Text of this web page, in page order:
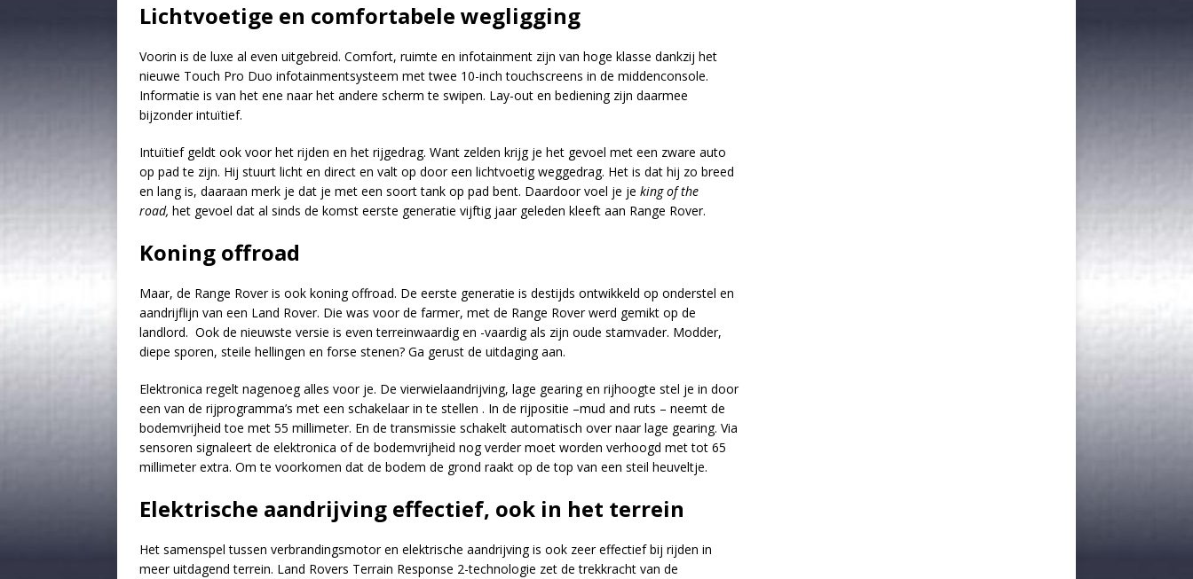
Lichtvoetige en comfortabele wegligging
Voorin is de luxe al even uitgebreid. Comfort, ruimte en infotainment zijn van hoge klasse dankzij het
nieuwe Touch Pro Duo infotainmentsysteem met twee 10-inch touchscreens in de middenconsole.
Informatie is van het ene naar het andere scherm te swipen. Lay-out en bediening zijn daarmee
bijzonder intuïtief.
Intuïtief geldt ook voor het rijden en het rijgedrag. Want zelden krijg je het gevoel met een zware auto
op pad te zijn. Hij stuurt licht en direct en valt op door een lichtvoetig weggedrag. Het is dat hij zo breed
en lang is, daaraan merk je dat je met een soort tank op pad bent. Daardoor voel je je king of the
road, het gevoel dat al sinds de komst eerste generatie vijftig jaar geleden kleeft aan Range Rover.
Koning offroad
Maar, de Range Rover is ook koning offroad. De eerste generatie is destijds ontwikkeld op onderstel en
aandrijflijn van een Land Rover. Die was voor de farmer, met de Range Rover werd gemikt op de
landlord. Ook de nieuwste versie is even terreinwaardig en -vaardig als zijn oude stamvader. Modder,
diepe sporen, steile hellingen en forse stenen? Ga gerust de uitdaging aan.
Elektronica regelt nagenoeg alles voor je. De vierwielaandrijving, lage gearing en rijhoogte stel je in door
een van de rijprogramma’s met een schakelaar in te stellen . In de rijpositie –mud and ruts – neemt de
bodemvrijheid toe met 55 millimeter. En de transmissie schakelt automatisch over naar lage gearing. Via
sensoren signaleert de elektronica of de bodemvrijheid nog verder moet worden verhoogd met tot 65
millimeter extra. Om te voorkomen dat de bodem de grond raakt op de top van een steil heuveltje.
Elektrische aandrijving effectief, ook in het terrein
Het samenspel tussen verbrandingsmotor en elektrische aandrijving is ook zeer effectief bij rijden in
meer uitdagend terrein. Land Rovers Terrain Response 2-technologie zet de trekkracht van de